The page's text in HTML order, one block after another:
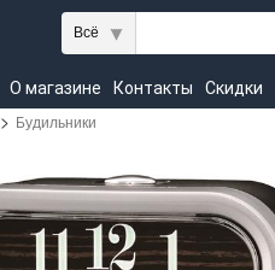
Всё
О магазине Контакты Скидки
> Будильники